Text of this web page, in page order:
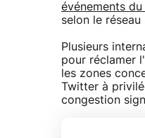
événements
selon le réseau
Plusieurs
pour réclamer
les zones
Twitter à
congestion